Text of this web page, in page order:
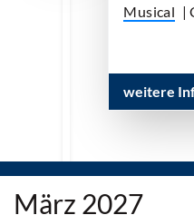
Musical |
weitere
März 2027